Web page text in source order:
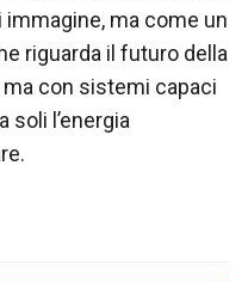
ma come un
riguarda il futuro della
con sistemi capaci
soli l’energia